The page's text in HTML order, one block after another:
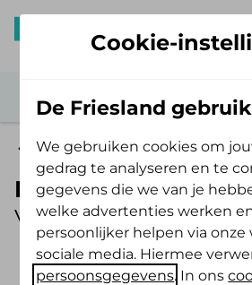
Vergoedingen
Vergoeding 2026
2025 2026
Cookie-
De Friesland
We gebruiken cookies om
gedrag te analyseren en te
gegevens die we van je
welke advertenties werken
persoonlijker helpen via onze
sociale media. Hiermee
persoonsgegevens. In ons